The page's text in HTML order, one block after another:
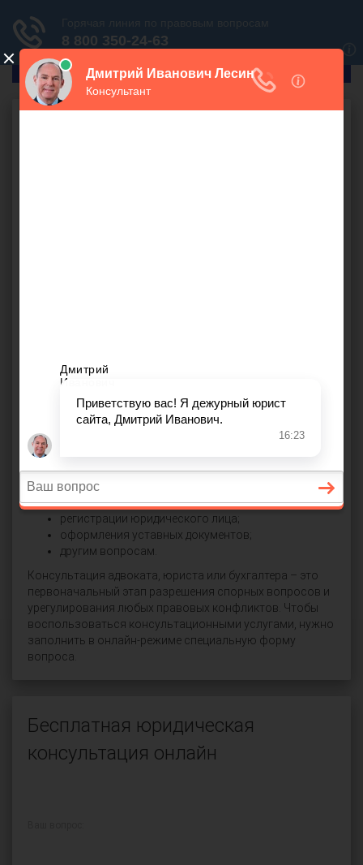
ГлавПрав
имеющий опыт ведения конкретной категории дел. Так,
если у вас возникли семейные споры, и вам нужна
юридическая поддержка, ваш вопрос будет направлен
юристу, компетентному в семейном праве.
Услуги юристов включают консультации по:
разрешению семейных споров;
вопросам опеки, попечительства;
взыскания долгов, ущерба;
регистрации юридического лица;
оформления уставных документов;
другим вопросам.
Консультация адвоката, юриста или бухгалтера – это
первоначальный этап разрешения спорных вопросов и
урегулирования любых правовых конфликтов. Чтобы
воспользоваться консультационными услугами, нужно
заполнить в онлайн-режиме специальную форму
вопроса.
Бесплатная юридическая
консультация онлайн